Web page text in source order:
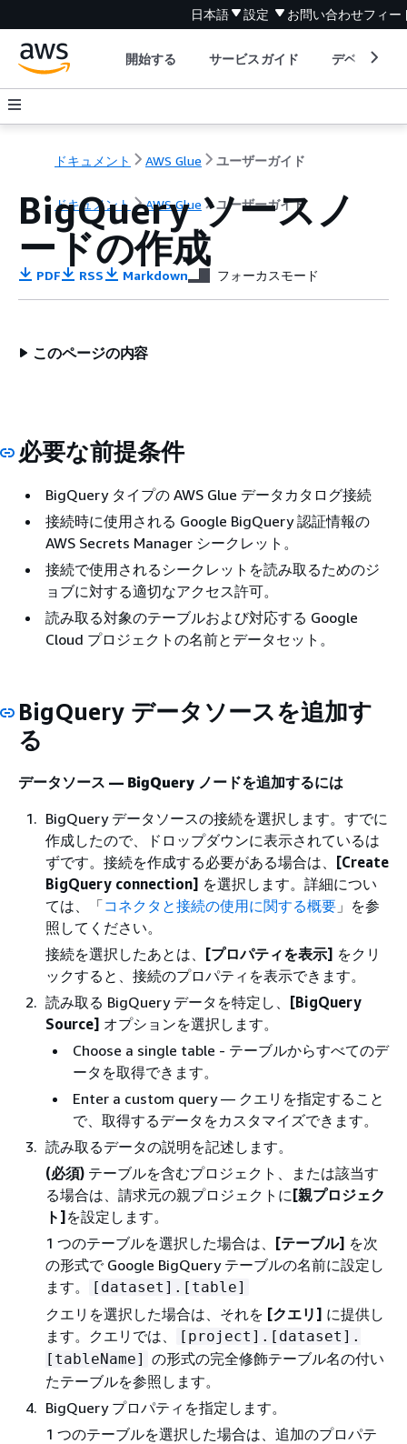
日本語 設定 お問い合わせフィー
開始する サービスガイド デベロッパ
ドキュメント AWS Glue ユーザーガイド
ドキュメント AWS Glue ユーザーガイド
BigQuery ソースノ
ードの作成
PDF RSS Markdown フォーカスモード
このページの内容
必要な前提条件
BigQuery タイプの AWS Glue データカタログ接続
接続時に使用される Google BigQuery 認証情報の
AWS Secrets Manager シークレット。
接続で使用されるシークレットを読み取るためのジ
ョブに対する適切なアクセス許可。
読み取る対象のテーブルおよび対応する Google
Cloud プロジェクトの名前とデータセット。
BigQuery データソースを追加す
る
データソース — BigQuery ノードを追加するには
BigQuery データソースの接続を選択します。すでに
作成したので、ドロップダウンに表示されているは
ずです。接続を作成する必要がある場合は、
[Create
BigQuery connection] を選択します。詳細につい
ては、「コネクタと接続の使用に関する概要 」を参
照してください。
接続を選択したあとは、
[プロパティを表示] をクリ
ックすると、接続のプロパティを表示できます。
読み取る BigQuery データを特定し、
[BigQuery
Source] オプションを選択します。
Choose a single table - テーブルからすべてのデ
ータを取得できます。
Enter a custom query — クエリを指定すること
で、取得するデータをカスタマイズできます。
読み取るデータの説明を記述します。
(必須) テーブルを含むプロジェクト、または該当す
る場合は、請求元の親プロジェクトに [親プロジェク
ト] を設定します。
1 つのテーブルを選択した場合は、
[テーブル] を次
の形式で Google BigQuery テーブルの名前に設定し
ます。
[dataset].[table]
クエリを選択した場合は、それを [クエリ] に提供し
ます。クエリでは、
[project].[dataset].
[tableName] の形式の完全修飾テーブル名の付い
たテーブルを参照します。
BigQuery プロパティを指定します。
1 つのテーブルを選択した場合は、追加のプロパテ